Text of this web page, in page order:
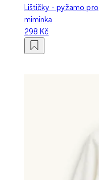
Lištičky - pyžamo pro
miminka
298 Kč